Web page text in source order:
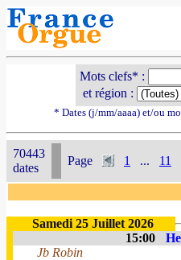
Mots clefs* :
et région :
* Dates (j/mm/aaaa) et/ou
70443
dates
Page 1 ... 11
Samedi 25 Juillet 2026
15:00
Jb Robin